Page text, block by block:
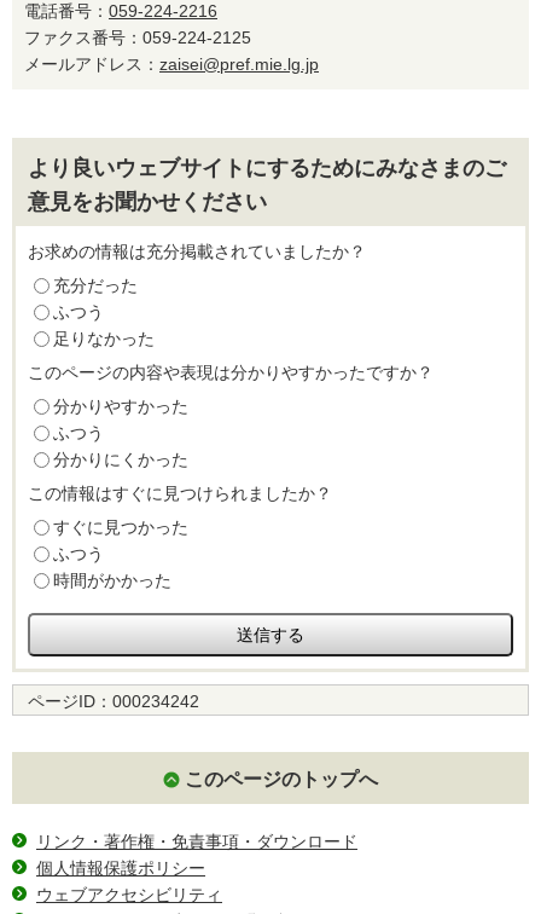
電話番号： 059-224-2216
ファクス番号：059-224-2125
メールアドレス： zaisei@pref.mie.lg.jp
より良いウェブサイトにするためにみなさまのご
意見をお聞かせください
お求めの情報は充分掲載されていましたか？
充分だった
ふつう
足りなかった
このページの内容や表現は分かりやすかったですか？
分かりやすかった
ふつう
分かりにくかった
この情報はすぐに見つけられましたか？
すぐに見つかった
ふつう
時間がかかった
ページID： 000234242
このページのトップへ
リンク・著作権・免責事項・ダウンロード
個人情報保護ポリシー
ウェブアクセシビリティ